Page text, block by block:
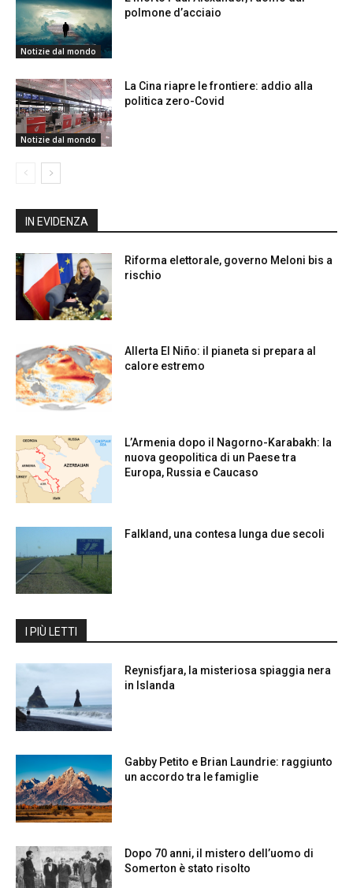
Notizie dal mondo
polmone d’acciaio
Notizie dal mondo
La Cina riapre le frontiere: addio alla
politica zero-Covid
IN EVIDENZA
Riforma elettorale, governo Meloni bis a
rischio
Allerta El Niño: il pianeta si prepara al
calore estremo
L’Armenia dopo il Nagorno-Karabakh: la
nuova geopolitica di un Paese tra
Europa, Russia e Caucaso
Falkland, una contesa lunga due secoli
I PIÙ LETTI
Reynisfjara, la misteriosa spiaggia nera
in Islanda
Gabby Petito e Brian Laundrie: raggiunto
un accordo tra le famiglie
Dopo 70 anni, il mistero dell’uomo di
Somerton è stato risolto